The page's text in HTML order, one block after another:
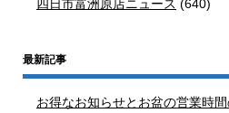
四日市富洲原店ニュース (640)
最新記事
お得なお知らせとお盆の営業時間